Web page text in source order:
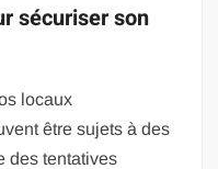
sécuriser son
locaux
être sujets à des
des tentatives